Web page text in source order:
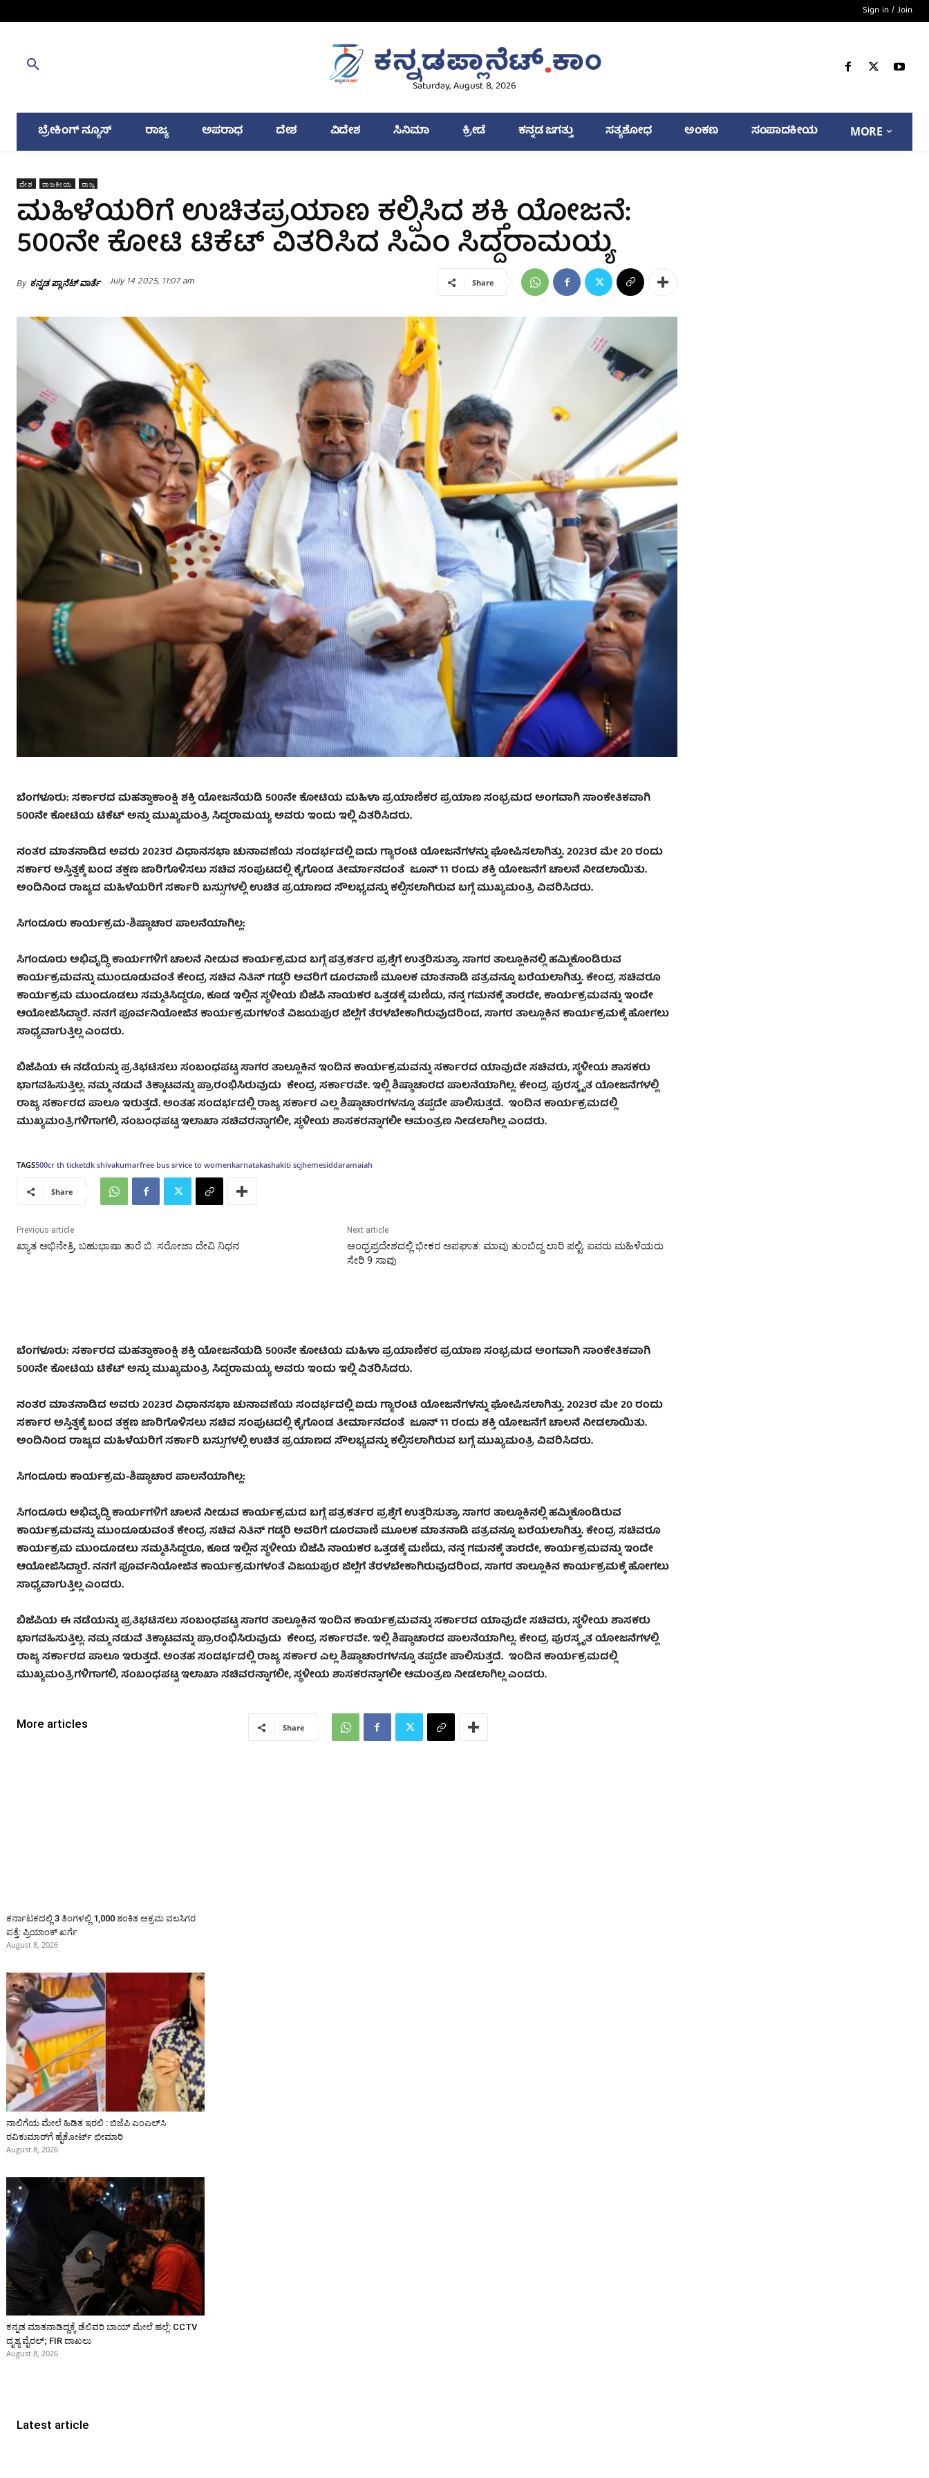
Sign in / Join
Saturday, August 8, 2026
ಬ್ರೇಕಿಂಗ್ ನ್ಯೂಸ್ ರಾಜ್ಯ ಅಪರಾಧ ದೇಶ ವಿದೇಶ ಸಿನಿಮಾ ಕ್ರೀಡೆ ಕನ್ನಡ ಜಗತ್ತು ಸತ್ಯಶೋಧ ಅಂಕಣ ಸಂಪಾದಕೀಯ MORE
ದೇಶ ರಾಜಕೀಯ ರಾಜ್ಯ
ಮಹಿಳೆಯರಿಗೆ ಉಚಿತಪ್ರಯಾಣ ಕಲ್ಪಿಸಿದ ಶಕ್ತಿ ಯೋಜನೆ:
500ನೇ ಕೋಟಿ ಟಿಕೆಟ್ ವಿತರಿಸಿದ ಸಿಎಂ ಸಿದ್ದರಾಮಯ್ಯ
By ಕನ್ನಡ ಪ್ಲಾನೆಟ್ ವಾರ್ತೆ July 14 2025, 11:07 am Share
ಬೆಂಗಳೂರು: ಸರ್ಕಾರದ ಮಹತ್ವಾಕಾಂಕ್ಷಿ ಶಕ್ತಿ ಯೋಜನೆಯಡಿ 500ನೇ ಕೋಟಿಯ ಮಹಿಳಾ ಪ್ರಯಾಣಿಕರ ಪ್ರಯಾಣ ಸಂಭ್ರಮದ ಅಂಗವಾಗಿ ಸಾಂಕೇತಿಕವಾಗಿ
500ನೇ ಕೋಟಿಯ ಟಿಕೆಟ್‌ ಅನ್ನು ಮುಖ್ಯಮಂತ್ರಿ ಸಿದ್ದರಾಮಯ್ಯ ಅವರು ಇಂದು ಇಲ್ಲಿ ವಿತರಿಸಿದರು.
ನಂತರ ಮಾತನಾಡಿದ ಅವರು 2023ರ ವಿಧಾನಸಭಾ ಚುನಾವಣೆಯ ಸಂದರ್ಭದಲ್ಲಿ ಐದು ಗ್ಯಾರಂಟಿ ಯೋಜನೆಗಳನ್ನು ಘೋಷಿಸಲಾಗಿತ್ತು. 2023ರ ಮೇ 20 ರಂದು
ಸರ್ಕಾರ ಅಸ್ತಿತ್ವಕ್ಕೆ ಬಂದ ತಕ್ಷಣ ಜಾರಿಗೊಳಿಸಲು ಸಚಿವ ಸಂಪುಟದಲ್ಲಿ ಕೈಗೊಂಡ ತೀರ್ಮಾನದಂತೆ ಜೂನ್ 11 ರಂದು ಶಕ್ತಿ ಯೋಜನೆಗೆ ಚಾಲನೆ ನೀಡಲಾಯಿತು.
ಅಂದಿನಿಂದ ರಾಜ್ಯದ ಮಹಿಳೆಯರಿಗೆ ಸರ್ಕಾರಿ ಬಸ್ಸುಗಳಲ್ಲಿ ಉಚಿತ ಪ್ರಯಾಣದ ಸೌಲಭ್ಯವನ್ನು ಕಲ್ಪಿಸಲಾಗಿರುವ ಬಗ್ಗೆ ಮುಖ್ಯಮಂತ್ರಿ ವಿವರಿಸಿದರು.
ಸಿಗಂದೂರು ಕಾರ್ಯಕ್ರಮ-ಶಿಷ್ಠಾಚಾರ ಪಾಲನೆಯಾಗಿಲ್ಲ:
ಸಿಗಂದೂರು ಅಭಿವೃದ್ಧಿ ಕಾರ್ಯಗಳಿಗೆ ಚಾಲನೆ ನೀಡುವ ಕಾರ್ಯಕ್ರಮದ ಬಗ್ಗೆ ಪತ್ರಕರ್ತರ ಪ್ರಶ್ನೆಗೆ ಉತ್ತರಿಸುತ್ತಾ, ಸಾಗರ ತಾಲ್ಲೂಕಿನಲ್ಲಿ ಹಮ್ಮಿಕೊಂಡಿರುವ
ಕಾರ್ಯಕ್ರಮವನ್ನು ಮುಂದೂಡುವಂತೆ ಕೇಂದ್ರ ಸಚಿವ ನಿತಿನ್ ಗಡ್ಕರಿ ಅವರಿಗೆ ದೂರವಾಣಿ ಮೂಲಕ ಮಾತನಾಡಿ ಪತ್ರವನ್ನೂ ಬರೆಯಲಾಗಿತ್ತು. ಕೇಂದ್ರ ಸಚಿವರೂ
ಕಾರ್ಯಕ್ರಮ ಮುಂದೂಡಲು ಸಮ್ಮತಿಸಿದ್ದರೂ, ಕೂಡ ಇಲ್ಲಿನ ಸ್ಥಳೀಯ ಬಿಜೆಪಿ ನಾಯಕರ ಒತ್ತಡಕ್ಕೆ ಮಣಿದು, ನನ್ನ ಗಮನಕ್ಕೆ ತಾರದೇ, ಕಾರ್ಯಕ್ರಮವನ್ನು ಇಂದೇ
ಆಯೋಜಿಸಿದ್ದಾರೆ. ನನಗೆ ಪೂರ್ವನಿಯೋಜಿತ ಕಾರ್ಯಕ್ರಮಗಳಂತೆ ವಿಜಯಪುರ ಜಿಲ್ಲೆಗೆ ತೆರಳಬೇಕಾಗಿರುವುದರಿಂದ, ಸಾಗರ ತಾಲ್ಲೂಕಿನ ಕಾರ್ಯಕ್ರಮಕ್ಕೆ ಹೋಗಲು
ಸಾಧ್ಯವಾಗುತ್ತಿಲ್ಲ ಎಂದರು.
ಬಿಜೆಪಿಯ ಈ ನಡೆಯನ್ನು ಪ್ರತಿಭಟಿಸಲು ಸಂಬಂಧಪಟ್ಟ ಸಾಗರ ತಾಲ್ಲೂಕಿನ ಇಂದಿನ ಕಾರ್ಯಕ್ರಮವನ್ನು ಸರ್ಕಾರದ ಯಾವುದೇ ಸಚಿವರು, ಸ್ಥಳೀಯ ಶಾಸಕರು
ಭಾಗವಹಿಸುತ್ತಿಲ್ಲ. ನಮ್ಮ ನಡುವೆ ತಿಕ್ಕಾಟವನ್ನು ಪ್ರಾರಂಭಿಸಿರುವುದು ಕೇಂದ್ರ ಸರ್ಕಾರವೇ. ಇಲ್ಲಿ ಶಿಷ್ಠಾಚಾರದ ಪಾಲನೆಯಾಗಿಲ್ಲ. ಕೇಂದ್ರ ಪುರಸ್ಕೃತ ಯೋಜನೆಗಳಲ್ಲಿ
ರಾಜ್ಯ ಸರ್ಕಾರದ ಪಾಲೂ ಇರುತ್ತದೆ. ಅಂತಹ ಸಂದರ್ಭದಲ್ಲಿ ರಾಜ್ಯ ಸರ್ಕಾರ ಎಲ್ಲ ಶಿಷ್ಠಾಚಾರಗಳನ್ನೂ ತಪ್ಪದೇ ಪಾಲಿಸುತ್ತದೆ. ಇಂದಿನ ಕಾರ್ಯಕ್ರಮದಲ್ಲಿ
ಮುಖ್ಯಮಂತ್ರಿಗಳಿಗಾಗಲಿ, ಸಂಬಂಧಪಟ್ಟ ಇಲಾಖಾ ಸಚಿವರನ್ನಾಗಲೀ, ಸ್ಥಳೀಯ ಶಾಸಕರನ್ನಾಗಲೀ ಆಮಂತ್ರಣ ನೀಡಲಾಗಿಲ್ಲ ಎಂದರು.
TAGS500cr th ticketdk shivakumarfree bus srvice to womenkarnatakashakiti scjhemesiddaramaiah
Share
Previous article
ಖ್ಯಾತ ಅಭಿನೇತ್ರಿ, ಬಹುಭಾಷಾ ತಾರೆ ಬಿ. ಸರೋಜಾ ದೇವಿ ನಿಧನ
Next article
ಆಂಧ್ರಪ್ರದೇಶದಲ್ಲಿ ಭೀಕರ ಅಪಘಾತ: ಮಾವು ತುಂಬಿದ್ದ ಲಾರಿ ಪಲ್ಟಿ; ಐವರು ಮಹಿಳೆಯರು
ಸೇರಿ 9 ಸಾವು
ಬೆಂಗಳೂರು: ಸರ್ಕಾರದ ಮಹತ್ವಾಕಾಂಕ್ಷಿ ಶಕ್ತಿ ಯೋಜನೆಯಡಿ 500ನೇ ಕೋಟಿಯ ಮಹಿಳಾ ಪ್ರಯಾಣಿಕರ ಪ್ರಯಾಣ ಸಂಭ್ರಮದ ಅಂಗವಾಗಿ ಸಾಂಕೇತಿಕವಾಗಿ
500ನೇ ಕೋಟಿಯ ಟಿಕೆಟ್‌ ಅನ್ನು ಮುಖ್ಯಮಂತ್ರಿ ಸಿದ್ದರಾಮಯ್ಯ ಅವರು ಇಂದು ಇಲ್ಲಿ ವಿತರಿಸಿದರು.
ನಂತರ ಮಾತನಾಡಿದ ಅವರು 2023ರ ವಿಧಾನಸಭಾ ಚುನಾವಣೆಯ ಸಂದರ್ಭದಲ್ಲಿ ಐದು ಗ್ಯಾರಂಟಿ ಯೋಜನೆಗಳನ್ನು ಘೋಷಿಸಲಾಗಿತ್ತು. 2023ರ ಮೇ 20 ರಂದು
ಸರ್ಕಾರ ಅಸ್ತಿತ್ವಕ್ಕೆ ಬಂದ ತಕ್ಷಣ ಜಾರಿಗೊಳಿಸಲು ಸಚಿವ ಸಂಪುಟದಲ್ಲಿ ಕೈಗೊಂಡ ತೀರ್ಮಾನದಂತೆ ಜೂನ್ 11 ರಂದು ಶಕ್ತಿ ಯೋಜನೆಗೆ ಚಾಲನೆ ನೀಡಲಾಯಿತು.
ಅಂದಿನಿಂದ ರಾಜ್ಯದ ಮಹಿಳೆಯರಿಗೆ ಸರ್ಕಾರಿ ಬಸ್ಸುಗಳಲ್ಲಿ ಉಚಿತ ಪ್ರಯಾಣದ ಸೌಲಭ್ಯವನ್ನು ಕಲ್ಪಿಸಲಾಗಿರುವ ಬಗ್ಗೆ ಮುಖ್ಯಮಂತ್ರಿ ವಿವರಿಸಿದರು.
ಸಿಗಂದೂರು ಕಾರ್ಯಕ್ರಮ-ಶಿಷ್ಠಾಚಾರ ಪಾಲನೆಯಾಗಿಲ್ಲ:
ಸಿಗಂದೂರು ಅಭಿವೃದ್ಧಿ ಕಾರ್ಯಗಳಿಗೆ ಚಾಲನೆ ನೀಡುವ ಕಾರ್ಯಕ್ರಮದ ಬಗ್ಗೆ ಪತ್ರಕರ್ತರ ಪ್ರಶ್ನೆಗೆ ಉತ್ತರಿಸುತ್ತಾ, ಸಾಗರ ತಾಲ್ಲೂಕಿನಲ್ಲಿ ಹಮ್ಮಿಕೊಂಡಿರುವ
ಕಾರ್ಯಕ್ರಮವನ್ನು ಮುಂದೂಡುವಂತೆ ಕೇಂದ್ರ ಸಚಿವ ನಿತಿನ್ ಗಡ್ಕರಿ ಅವರಿಗೆ ದೂರವಾಣಿ ಮೂಲಕ ಮಾತನಾಡಿ ಪತ್ರವನ್ನೂ ಬರೆಯಲಾಗಿತ್ತು. ಕೇಂದ್ರ ಸಚಿವರೂ
ಕಾರ್ಯಕ್ರಮ ಮುಂದೂಡಲು ಸಮ್ಮತಿಸಿದ್ದರೂ, ಕೂಡ ಇಲ್ಲಿನ ಸ್ಥಳೀಯ ಬಿಜೆಪಿ ನಾಯಕರ ಒತ್ತಡಕ್ಕೆ ಮಣಿದು, ನನ್ನ ಗಮನಕ್ಕೆ ತಾರದೇ, ಕಾರ್ಯಕ್ರಮವನ್ನು ಇಂದೇ
ಆಯೋಜಿಸಿದ್ದಾರೆ. ನನಗೆ ಪೂರ್ವನಿಯೋಜಿತ ಕಾರ್ಯಕ್ರಮಗಳಂತೆ ವಿಜಯಪುರ ಜಿಲ್ಲೆಗೆ ತೆರಳಬೇಕಾಗಿರುವುದರಿಂದ, ಸಾಗರ ತಾಲ್ಲೂಕಿನ ಕಾರ್ಯಕ್ರಮಕ್ಕೆ ಹೋಗಲು
ಸಾಧ್ಯವಾಗುತ್ತಿಲ್ಲ ಎಂದರು.
ಬಿಜೆಪಿಯ ಈ ನಡೆಯನ್ನು ಪ್ರತಿಭಟಿಸಲು ಸಂಬಂಧಪಟ್ಟ ಸಾಗರ ತಾಲ್ಲೂಕಿನ ಇಂದಿನ ಕಾರ್ಯಕ್ರಮವನ್ನು ಸರ್ಕಾರದ ಯಾವುದೇ ಸಚಿವರು, ಸ್ಥಳೀಯ ಶಾಸಕರು
ಭಾಗವಹಿಸುತ್ತಿಲ್ಲ. ನಮ್ಮ ನಡುವೆ ತಿಕ್ಕಾಟವನ್ನು ಪ್ರಾರಂಭಿಸಿರುವುದು ಕೇಂದ್ರ ಸರ್ಕಾರವೇ. ಇಲ್ಲಿ ಶಿಷ್ಠಾಚಾರದ ಪಾಲನೆಯಾಗಿಲ್ಲ. ಕೇಂದ್ರ ಪುರಸ್ಕೃತ ಯೋಜನೆಗಳಲ್ಲಿ
ರಾಜ್ಯ ಸರ್ಕಾರದ ಪಾಲೂ ಇರುತ್ತದೆ. ಅಂತಹ ಸಂದರ್ಭದಲ್ಲಿ ರಾಜ್ಯ ಸರ್ಕಾರ ಎಲ್ಲ ಶಿಷ್ಠಾಚಾರಗಳನ್ನೂ ತಪ್ಪದೇ ಪಾಲಿಸುತ್ತದೆ. ಇಂದಿನ ಕಾರ್ಯಕ್ರಮದಲ್ಲಿ
ಮುಖ್ಯಮಂತ್ರಿಗಳಿಗಾಗಲಿ, ಸಂಬಂಧಪಟ್ಟ ಇಲಾಖಾ ಸಚಿವರನ್ನಾಗಲೀ, ಸ್ಥಳೀಯ ಶಾಸಕರನ್ನಾಗಲೀ ಆಮಂತ್ರಣ ನೀಡಲಾಗಿಲ್ಲ ಎಂದರು.
More articles
ಕರ್ನಾಟಕದಲ್ಲಿ 3 ತಿಂಗಳಲ್ಲಿ 1,000 ಶಂಕಿತ ಅಕ್ರಮ ವಲಸಿಗರ
ಪತ್ತೆ: ಪ್ರಿಯಾಂಕ್‌ ಖರ್ಗೆ
August 8, 2026
ನಾಲಿಗೆಯ ಮೇಲೆ ಹಿಡಿತ ಇರಲಿ : ಬಿಜೆಪಿ ಎಂಎಲ್‌ಸಿ
ರವಿಕುಮಾರ್‌ಗೆ ಹೈಕೋರ್ಟ್ ಛೀಮಾರಿ
August 8, 2026
ಕನ್ನಡ ಮಾತನಾಡಿದ್ದಕ್ಕೆ ಡೆಲಿವರಿ ಬಾಯ್ ಮೇಲೆ ಹಲ್ಲೆ: CCTV
ದೃಶ್ಯ ವೈರಲ್; FIR ದಾಖಲು
August 8, 2026
Share
Latest article